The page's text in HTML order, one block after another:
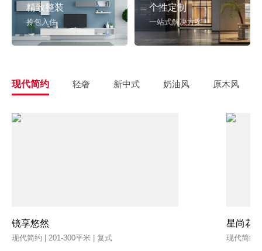
精致整装
拎包入住
个性定制
一站式解决方案
现代简约 轻奢 新中式 奶油风 原木风
镜享悠然
现代简约 | 201-300平米 | 复式
星尚花
现代简约